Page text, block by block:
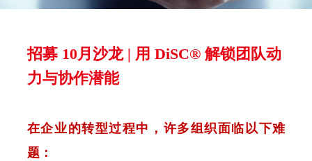
招募 10月沙龙 | 用 DiSC® 解锁团队动
力与协作潜能
在企业的转型过程中，许多组织面临以下难
题：